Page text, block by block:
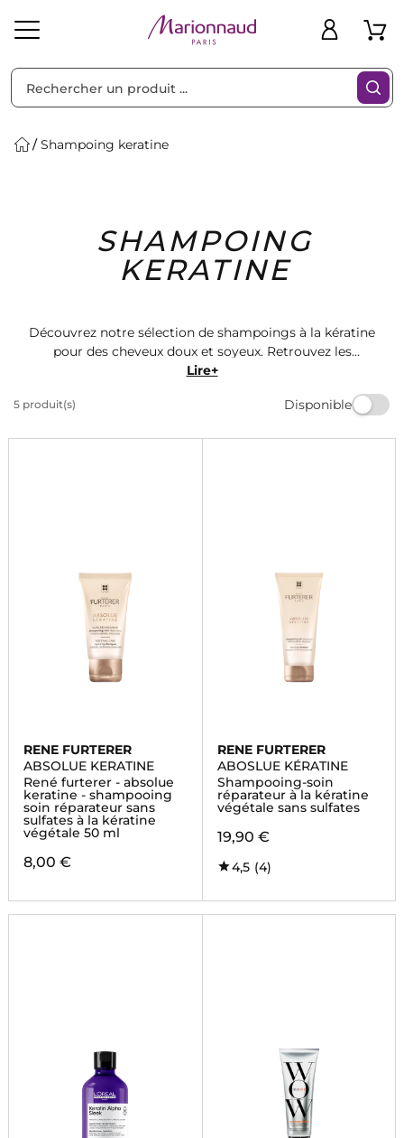
Homme Marques Idées
Cadeaux
Bons
Plans
Shampoing keratine
SHAMPOING
KERATINE
Découvrez notre sélection de shampoings à la kératine
pour des cheveux doux et soyeux. Retrouvez les
meilleures marques de soins capillaires chez
luxueux avec nos produits de qualité. Commandez dès
Lire+
5 produit(s) Disponible
Filtres
RENE FURTERER
ABSOLUE KERATINE
René furterer - absolue
keratine - shampooing
soin réparateur sans
sulfates à la kératine
végétale 50 ml
8,00 €
RENE FURTERER
ABOSLUE KÉRATINE
Shampooing-soin
réparateur à la kératine
végétale sans sulfates
19,90 €
4,5 (4)